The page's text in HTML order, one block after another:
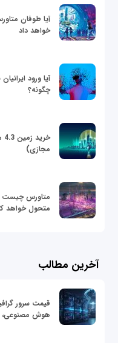
آیا طوفان
خواهد داد
آیا ورود
چگونه؟
مجازی)
متاورس چیست
متحول خواهد
آخرین مطالب
هوش مصنوعی،